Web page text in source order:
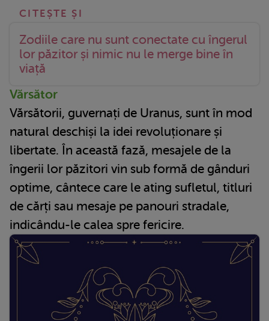
Zodiile care nu sunt conectate cu îngerul
lor păzitor și nimic nu le merge bine în
viață
Vărsător
Vărsătorii, guvernați de Uranus, sunt în mod
natural deschiși la idei revoluționare și
libertate. În această fază, mesajele de la
îngerii lor păzitori vin sub formă de gânduri
optime, cântece care le ating sufletul, titluri
de cărți sau mesaje pe panouri stradale,
indicându-le calea spre fericire.